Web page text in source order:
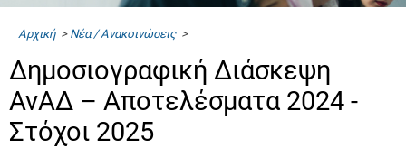
Αρχική> Νέα / Ανακοινώσεις>
Δημοσιογραφική Διάσκεψη
ΑνΑΔ – Αποτελέσματα 2024 -
Στόχοι 2025